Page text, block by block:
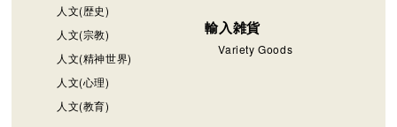
人文(歴史)
人文(宗教)
人文(精神世界)
人文(心理)
人文(教育)
輸入雑貨
Variety Goods